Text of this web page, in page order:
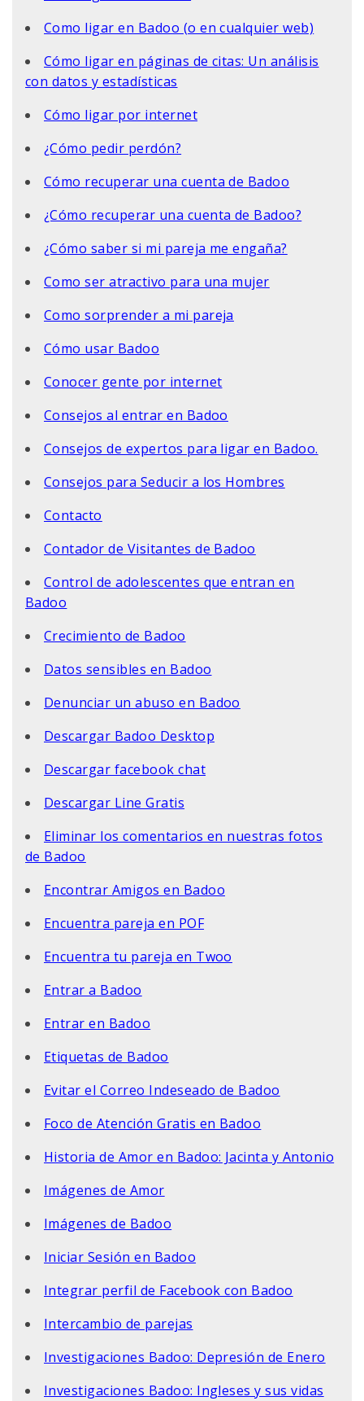
Como ligar en Badoo (o en cualquier web)
Cómo ligar en páginas de citas: Un análisis
con datos y estadísticas
Cómo ligar por internet
¿Cómo pedir perdón?
Cómo recuperar una cuenta de Badoo
¿Cómo recuperar una cuenta de Badoo?
¿Cómo saber si mi pareja me engaña?
Como ser atractivo para una mujer
Como sorprender a mi pareja
Cómo usar Badoo
Conocer gente por internet
Consejos al entrar en Badoo
Consejos de expertos para ligar en Badoo.
Consejos para Seducir a los Hombres
Contacto
Contador de Visitantes de Badoo
Control de adolescentes que entran en
Badoo
Crecimiento de Badoo
Datos sensibles en Badoo
Denunciar un abuso en Badoo
Descargar Badoo Desktop
Descargar facebook chat
Descargar Line Gratis
Eliminar los comentarios en nuestras fotos
de Badoo
Encontrar Amigos en Badoo
Encuentra pareja en POF
Encuentra tu pareja en Twoo
Entrar a Badoo
Entrar en Badoo
Etiquetas de Badoo
Evitar el Correo Indeseado de Badoo
Foco de Atención Gratis en Badoo
Historia de Amor en Badoo: Jacinta y Antonio
Imágenes de Amor
Imágenes de Badoo
Iniciar Sesión en Badoo
Integrar perfil de Facebook con Badoo
Intercambio de parejas
Investigaciones Badoo: Depresión de Enero
Investigaciones Badoo: Ingleses y sus vidas